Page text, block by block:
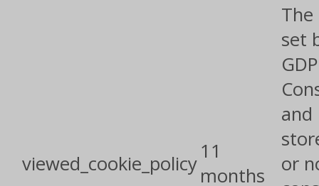
viewed_cookie_policy
11
months
The
set
and
or